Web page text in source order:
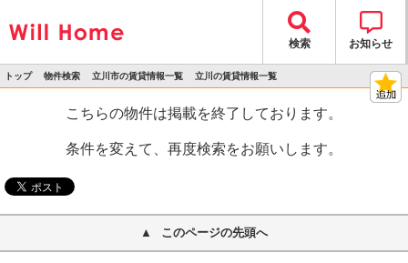
検索 お知らせ
トップ 物件検索 立川市の賃貸情報一覧 立川の賃貸情報一覧
こちらの物件は掲載を終了しております。
条件を変えて、再度検索をお願いします。
このページの先頭へ